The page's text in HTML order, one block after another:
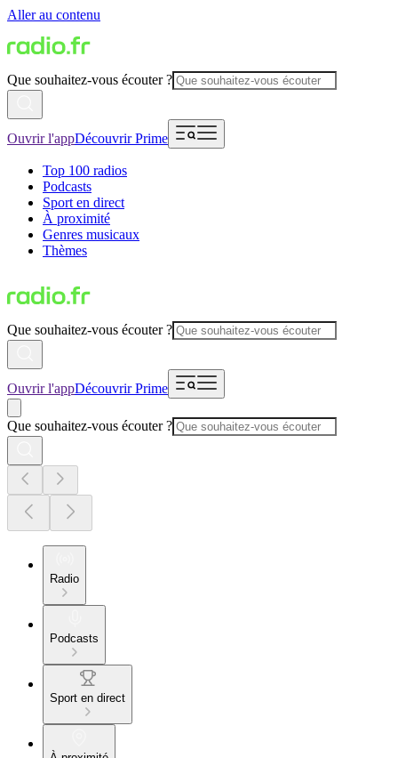
Aller au contenu
Que souhaitez-vous écouter ?
Ouvrir l'appDécouvrir Prime
Top 100 radios
Podcasts
Sport en direct
À proximité
Genres musicaux
Thèmes
Que souhaitez-vous écouter ?
Ouvrir l'appDécouvrir Prime
Que souhaitez-vous écouter ?
Radio
Podcasts
Sport en direct